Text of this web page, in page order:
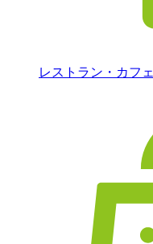
レストラン・カフェ